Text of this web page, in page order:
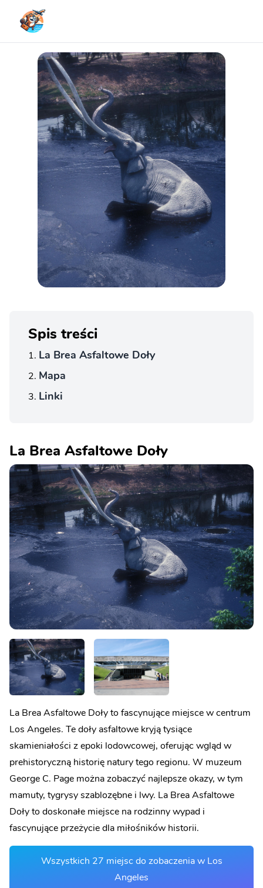
Spis treści
La Brea Asfaltowe Doły
Mapa
Linki
La Brea Asfaltowe Doły
La Brea Asfaltowe Doły to fascynujące miejsce w centrum
Los Angeles. Te doły asfaltowe kryją tysiące
skamieniałości z epoki lodowcowej, oferując wgląd w
prehistoryczną historię natury tego regionu. W muzeum
George C. Page można zobaczyć najlepsze okazy, w tym
mamuty, tygrysy szablozębne i lwy. La Brea Asfaltowe
Doły to doskonałe miejsce na rodzinny wypad i
fascynujące przeżycie dla miłośników historii.
Wszystkich 27 miejsc do zobaczenia w Los
Angeles